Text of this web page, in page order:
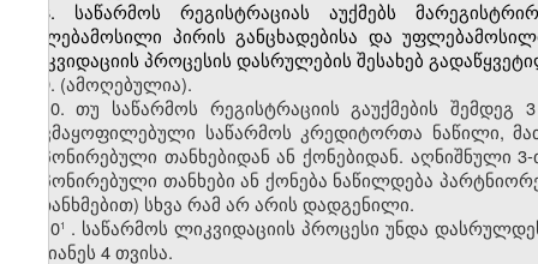
8. საწარმოს რეგისტრაციას აუქმებს
უფლებამოსილი პირის განცხადებისა და
ლიკვიდაციის პროცესის დასრულების შესახებ
9. (ამოღებულია).
10. თუ საწარმოს რეგისტრაციის გაუქმების
დაკმაყოფილებული საწარმოს კრედიტორთა ნაწილი,
დეპონირებული თანხებიდან ან ქონებიდან. აღნიშნული
დეპონირებული თანხები ან ქონება ნაწილდება
შეთანხმებით) სხვა რამ არ არის დადგენილი.
101
. საწარმოს ლიკვიდაციის პროცესი უნდა
უგვიანეს 4 თვისა.